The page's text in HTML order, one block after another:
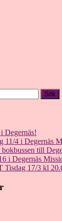
Degernäs!
11/4 i Degernäs
till
i Degernäs
Tisdag 17/3 kl